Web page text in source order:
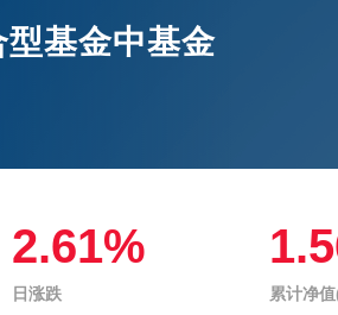
基金中基金
2.61%
日涨跌 累计净